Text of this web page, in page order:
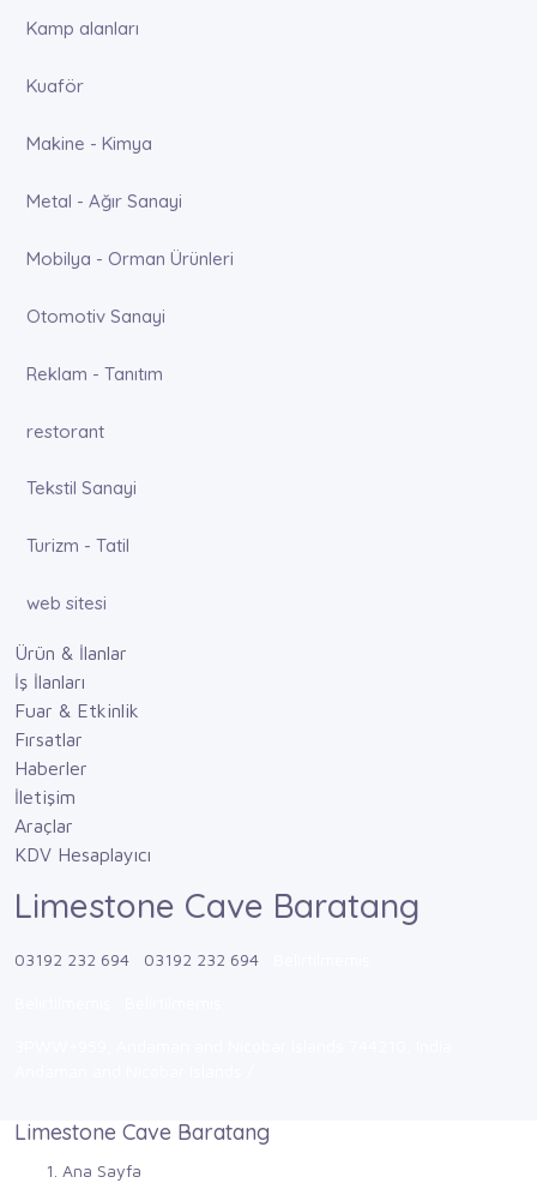
Kamp alanları
Kuaför
Makine - Kimya
Metal - Ağır Sanayi
Mobilya - Orman Ürünleri
Otomotiv Sanayi
Reklam - Tanıtım
restorant
Tekstil Sanayi
Turizm - Tatil
web sitesi
Ürün & İlanlar
İş İlanları
Fuar & Etkinlik
Fırsatlar
Haberler
İletişim
Araçlar
KDV Hesaplayıcı
Limestone Cave Baratang
03192 232 694 03192 232 694
Limestone Cave Baratang
Ana Sayfa